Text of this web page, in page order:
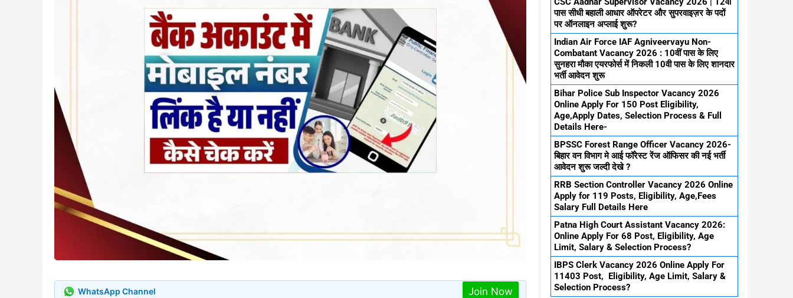
WhatsApp Channel Join Now
पास सीधी बहाली आधार ऑपरेटर और सुपरवाइज़र के पदों
पर ऑनलाइन अप्लाई शुरू?
Indian Air Force IAF Agniveervayu Non-
Combatant Vacancy 2026 : 10वीं पास के लिए
सुनहरा मौका एयरफोर्स में निकली 10वी पास के लिए शानदार
भर्ती आवेदन शुरू
Bihar Police Sub Inspector Vacancy 2026
Online Apply For 150 Post Eligibility,
Age,Apply Dates, Selection Process & Full
Details Here-
BPSSC Forest Range Officer Vacancy 2026-
बिहार वन विभाग मे आई फॉरेस्ट रेंज ऑफिसर की नई भर्ती
आवेदन शुरू जल्दी देखे ?
RRB Section Controller Vacancy 2026 Online
Apply for 119 Posts, Eligibility, Age,Fees
Salary Full Details Here
Patna High Court Assistant Vacancy 2026:
Online Apply For 68 Post, Eligibility, Age
Limit, Salary & Selection Process?
IBPS Clerk Vacancy 2026 Online Apply For
11403 Post, Eligibility, Age Limit, Salary &
Selection Process?